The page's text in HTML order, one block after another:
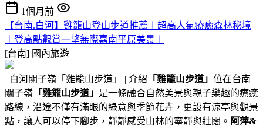
1個月前
【台南.白河】雞籠山登山步道推薦︱超高人氣療癒森林秘境
︱登高點觀賞一望無際嘉南平原美景︱
[台南] 國內旅遊
白河關子嶺「雞籠山步道」 | 介紹 「雞籠山步道」 位在台南
關子嶺 「雞籠山步道」 是一條融合自然美景與親子樂趣的療癒
路線，沿途不僅有滿眼的綠意與季節花卉，更設有涼亭與觀景
點，讓人可以停下腳步，靜靜感受山林的寧靜與壯闊。 阿萍&